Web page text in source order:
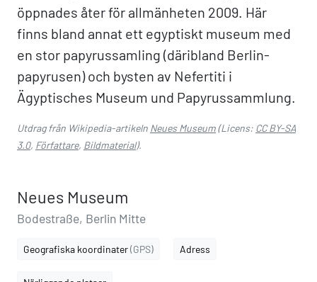
öppnades åter för allmänheten 2009. Här
finns bland annat ett egyptiskt museum med
en stor papyrussamling (däribland Berlin-
papyrusen) och bysten av Nefertiti i
Ägyptisches Museum und Papyrussammlung.
Utdrag från Wikipedia-artikeln Neues Museum(Licens: CC BY-SA
3.0, Författare, Bildmaterial).
Neues Museum
Bodestraße, Berlin Mitte
Geografiska koordinater(GPS) Adress